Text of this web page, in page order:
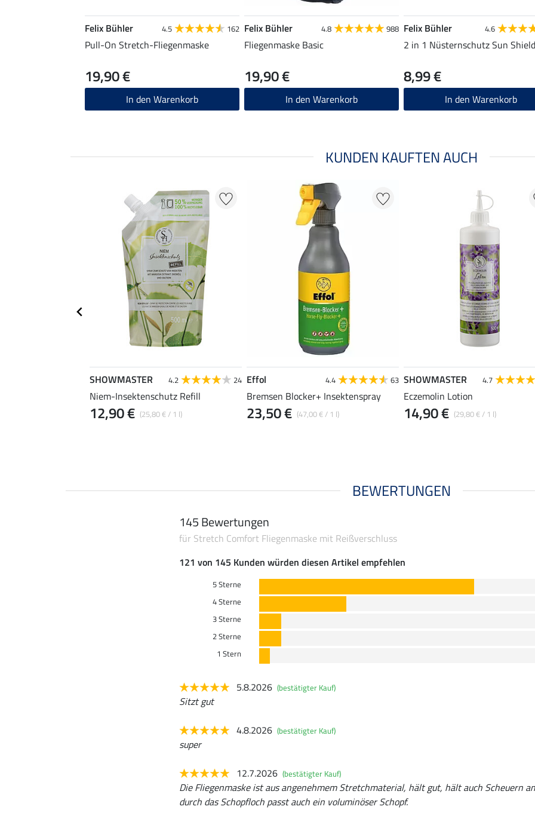
Felix Bühler 4.5 162
Pull-On Stretch-Fliegenmaske
19,90 €
In den Warenkorb
Felix Bühler 4.8 988
Fliegenmaske Basic
19,90 €
In den Warenkorb
Felix Bühler 4.6
2 in 1 Nüsternschutz Sun Shield
8,99 €
In den Warenkorb
KUNDEN KAUFTEN AUCH
SHOWMASTER 4.2 24
Niem-Insektenschutz Refill
(25,80 € / 1 l)
12,90 €
Effol 4.4 63
Bremsen Blocker+ Insektenspray
(47,00 € / 1 l)
23,50 €
SHOWMASTER 4.7
Eczemolin Lotion
(29,80 € / 1 l)
14,90 €
BEWERTUNGEN
145 Bewertungen
für Stretch Comfort Fliegenmaske mit Reißverschluss
121 von 145 Kunden würden diesen Artikel empfehlen
5 Sterne
4 Sterne
3 Sterne
2 Sterne
1 Stern
5.8.2026 (bestätigter Kauf)
Sitzt gut
4.8.2026 (bestätigter Kauf)
super
12.7.2026 (bestätigter Kauf)
Die Fliegenmaske ist aus angenehmem Stretchmaterial, hält gut, hält auch Scheuern
durch das Schopfloch passt auch ein voluminöser Schopf.